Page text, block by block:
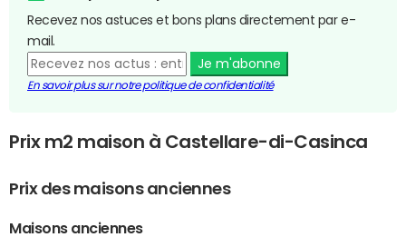
Recevez nos astuces et bons plans directement par e-
mail.
Je m'abonne
En savoir plus sur notre politique de confidentialité
Prix m2 maison à Castellare-di-Casinca
Prix des maisons anciennes
Maisons anciennes